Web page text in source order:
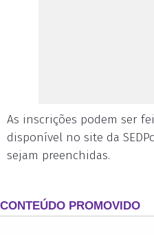
As inscrições podem ser
disponível no site da
sejam preenchidas.